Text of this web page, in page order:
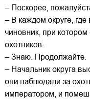
– Поскорее,
– В каждом округе, где
чиновник, при котором
охотников.
– Знаю. Продолжайте.
– Начальник округа
они наблюдали за
императором, и